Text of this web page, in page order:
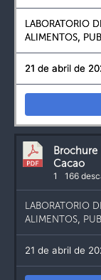
LABORATORIO
ALIMENTOS,
21 de abril de
Brochure
Cacao
1 166
LABORATORIO
ALIMENTOS,
21 de abril de